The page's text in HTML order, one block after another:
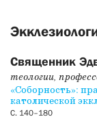
Священник
теологии,
«Соборность»:
католической
С. 140–180